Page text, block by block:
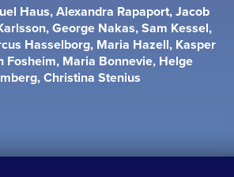
Haus, Alexandra Rapaport, Jacob
George Nakas, Sam Kessel,
Hasselborg, Maria Hazell, Kasper
Fosheim, Maria Bonnevie, Helge
Christina Stenius